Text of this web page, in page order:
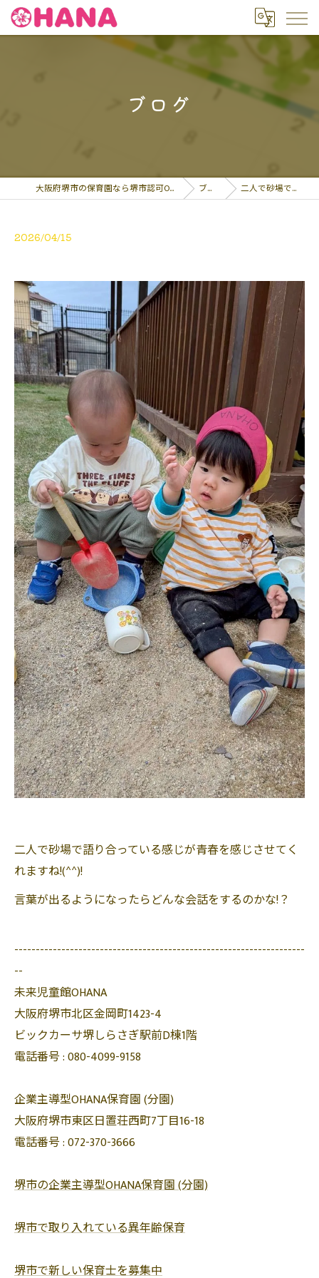
ブログ
大阪府堺市の保育園なら堺市認可OHANA保育園 ブログ 二人で砂場で語り合…
2026/04/15
二人で砂場で語り合っている感じが青春を感じさせてく
れますね!(^^)!
言葉が出るようになったらどんな会話をするのかな!？
--------------------------------------------------------------------
--
未来児童館OHANA
大阪府堺市北区金岡町1423-4
ビックカーサ堺しらさぎ駅前D棟1階
電話番号 :080-4099-9158
企業主導型OHANA保育園 (分園)
大阪府堺市東区日置荘西町7丁目16-18
電話番号 :072-370-3666
堺市の企業主導型OHANA保育園 (分園)
堺市で取り入れている異年齢保育
堺市で新しい保育士を募集中